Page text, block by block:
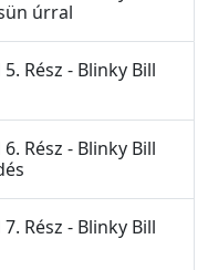
úrral
Rész - Blinky Bill
Rész - Blinky Bill
Rész - Blinky Bill